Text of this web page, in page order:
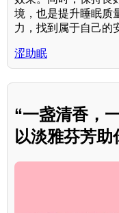
境，也是提升睡眠质
力，找到属于自己的
涩助眠
“一盏清香，
以淡雅芬芳助